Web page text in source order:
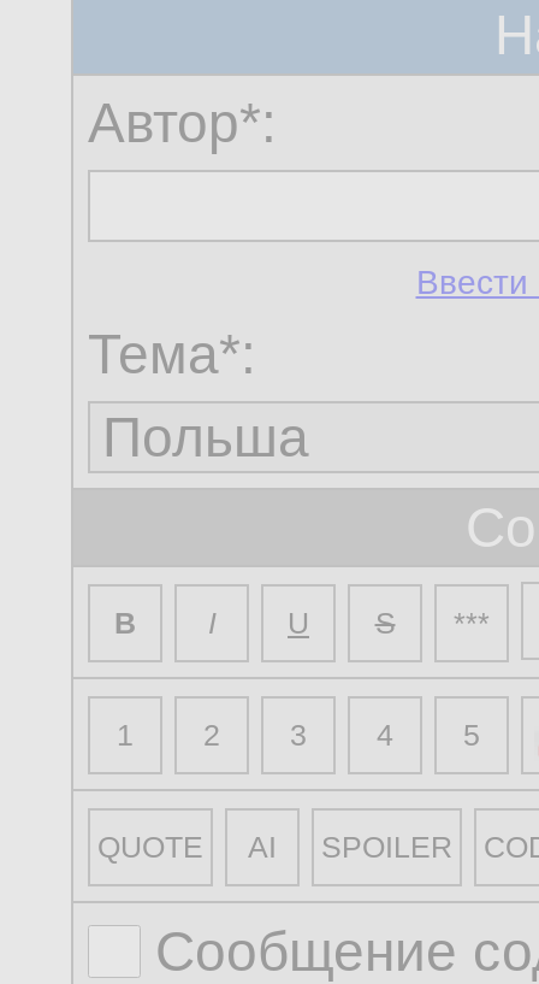
Автор*:
Ввести
Тема*:
B I U S ***
1 2 3 4 5
QUOTE AI SPOILER
Сообщение